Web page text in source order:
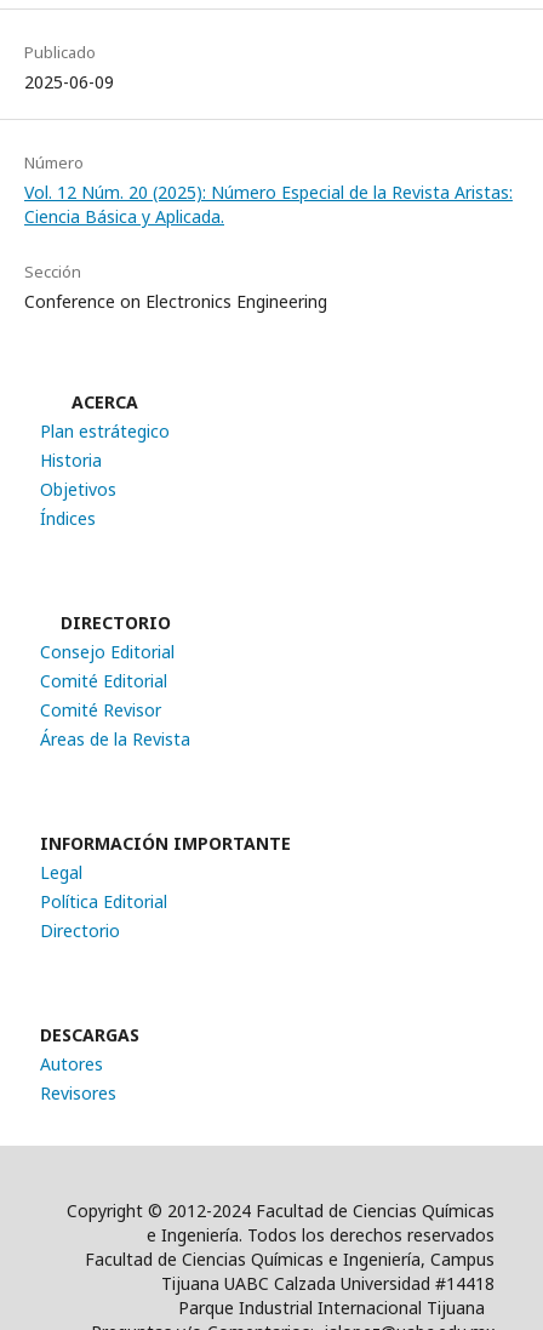
Publicado
2025-06-09
Número
Vol. 12 Núm. 20 (2025): Número Especial de la Revista Aristas:
Ciencia Básica y Aplicada.
Sección
Conference on Electronics Engineering
ACERCA
Plan estrátegico
Historia
Objetivos
Índices
DIRECTORIO
Consejo Editorial
Comité Editorial
Comité Revisor
Áreas de la Revista
INFORMACIÓN IMPORTANTE
Legal
Política Editorial
Directorio
DESCARGAS
Autores
Revisores
Copyright © 2012-2024 Facultad de Ciencias Químicas
e Ingeniería. Todos los derechos reservados
Facultad de Ciencias Químicas e Ingeniería, Campus
Tijuana UABC Calzada Universidad #14418
Parque Industrial Internacional Tijuana